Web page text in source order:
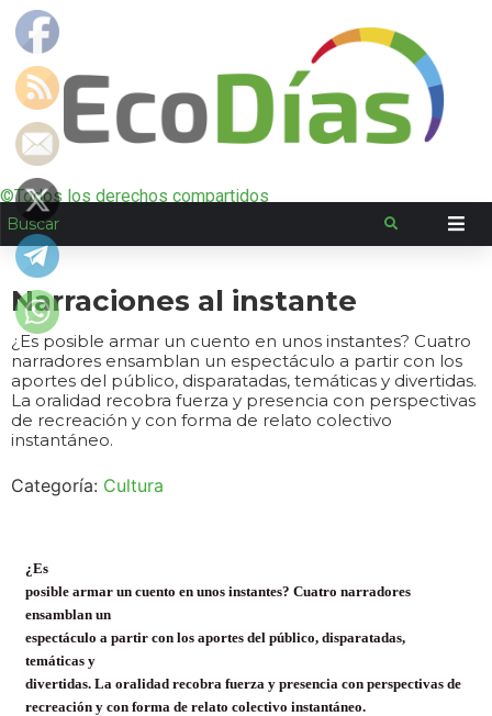
©Todos los derechos compartidos
Narraciones al instante
¿Es posible armar un cuento en unos instantes? Cuatro
narradores ensamblan un espectáculo a partir con los
aportes del público, disparatadas, temáticas y divertidas.
La oralidad recobra fuerza y presencia con perspectivas
de recreación y con forma de relato colectivo
instantáneo.
Categoría: Cultura
¿Es
posible armar un cuento en unos instantes? Cuatro narradores
ensamblan un
espectáculo a partir con los aportes del público, disparatadas,
temáticas y
divertidas. La oralidad recobra fuerza y presencia con perspectivas de
recreación y con forma de relato colectivo instantáneo.